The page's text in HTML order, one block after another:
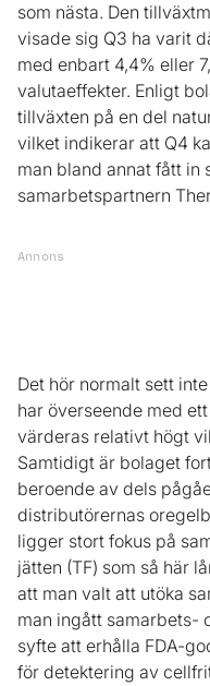
som nästa. Den
visade sig Q3 ha varit
med enbart 4,4% eller
valutaeffekter. Enligt
tillväxten på en del
vilket indikerar att Q4
man bland annat fått in
samarbetspartnern
Annons
Det hör normalt sett
har överseende med
värderas relativt högt
Samtidigt är bolaget
beroende av dels
distributörernas
ligger stort fokus på
jätten (TF) som så här
att man valt att utöka
man ingått samarbets-
syfte att erhålla FDA-
för detektering av